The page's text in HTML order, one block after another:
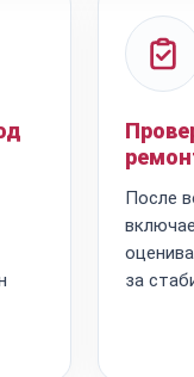
После
за